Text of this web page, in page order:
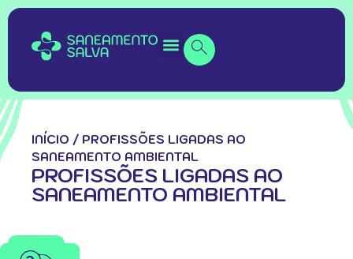
INÍCIO / PROFISSÕES LIGADAS AO
SANEAMENTO AMBIENTAL
PROFISSÕES LIGADAS AO
SANEAMENTO AMBIENTAL